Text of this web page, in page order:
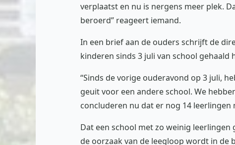
verplaatst en nu is nergens meer plek.
beroerd” reageert iemand.
In een brief aan de ouders schrijft de
kinderen sinds 3 juli van school
“Sinds de vorige ouderavond op 3 juli,
geuit voor een andere school. We
concluderen nu dat er nog 14
Dat een school met zo weinig
de oorzaak van de leegloop wordt in de